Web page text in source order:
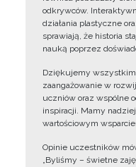
odkrywców.
działania plastyczne
sprawiają, że historia
nauką poprzez
Dziękujemy
zaangażowanie w
uczniów oraz wspólne
inspiracji. Mamy
wartościowym
Opinie uczestników
„Byliśmy – świetne